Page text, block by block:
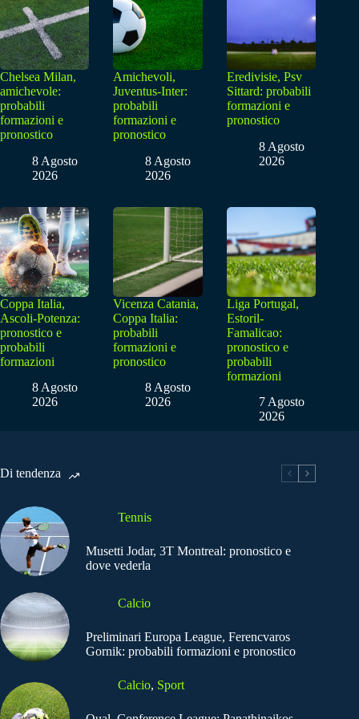
Chelsea Milan,
amichevole:
probabili
formazioni e
pronostico
8 Agosto
2026
Amichevoli,
Juventus-Inter:
probabili
formazioni e
pronostico
8 Agosto
2026
Eredivisie, Psv
Sittard: probabili
formazioni e
pronostico
8 Agosto
2026
Coppa Italia,
Ascoli-Potenza:
pronostico e
probabili
formazioni
8 Agosto
2026
Vicenza Catania,
Coppa Italia:
probabili
formazioni e
pronostico
8 Agosto
2026
Liga Portugal,
Estoril-
Famalicao:
pronostico e
probabili
formazioni
7 Agosto
2026
Di tendenza
Tennis
Musetti Jodar, 3T Montreal: pronostico e
dove vederla
Calcio
Preliminari Europa League, Ferencvaros
Gornik: probabili formazioni e pronostico
Calcio, Sport